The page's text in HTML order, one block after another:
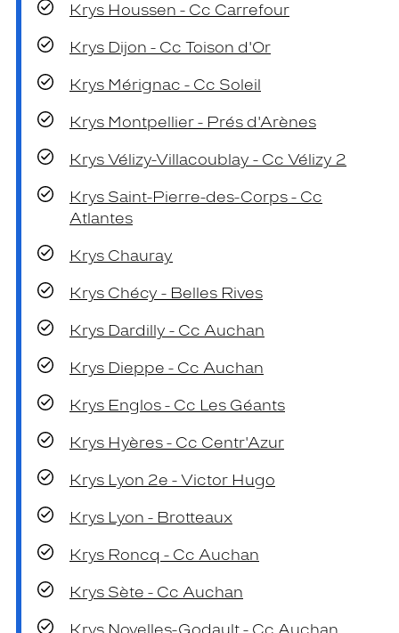
Krys Houssen - Cc Carrefour
Krys Dijon - Cc Toison d'Or
Krys Mérignac - Cc Soleil
Krys Montpellier - Prés d'Arènes
Krys Vélizy-Villacoublay - Cc Vélizy 2
Krys Saint-Pierre-des-Corps - Cc
Atlantes
Krys Chauray
Krys Chécy - Belles Rives
Krys Dardilly - Cc Auchan
Krys Dieppe - Cc Auchan
Krys Englos - Cc Les Géants
Krys Hyères - Cc Centr'Azur
Krys Lyon 2e - Victor Hugo
Krys Lyon - Brotteaux
Krys Roncq - Cc Auchan
Krys Sète - Cc Auchan
Krys Noyelles-Godault - Cc Auchan